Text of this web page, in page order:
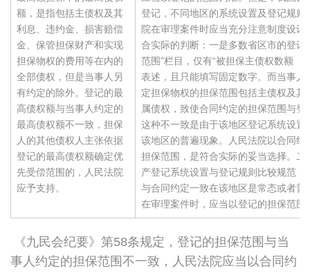
额，是指包括主债权及其
利息、违约金、损害赔偿
金、保管担保财产和实现
担保物权的费用等在内的
全部债权，但是当事人另
有约定的除外。登记的最
高债权额与当事人约定的
最高债权额不一致，担保
人的其他债权人主张依据
登记的最高债权额确定优
先受偿范围的，人民法院
应予支持。
登记，不同地区的系统设置及登记规则
院在审理案件时应当充分注意制度设计
合实际的判断：一是多数省区市的登记
范围”栏目，仅有“被担保主债权数额（
表述，且只能填写固定数字。而当事人
定担保物权的担保范围包括主债权及其
属债权，致使合同约定的担保范围与登
这种不一致是由于该地区登记系统设置
该地区的普遍现象。人民法院以合同约
担保范围，是符合实际的妥当选择。二
产登记系统设置与登记规则比较规范，
与合同约定一致在该地区是常态或者普
在审理案件时，应当以登记的担保范围
《九民会纪要》第58条规定，登记的担保范围与当
事人约定的担保范围不一致，人民法院应当以合同约